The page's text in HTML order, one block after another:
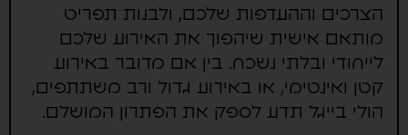
הצרכים וההעדפות שלכם, ולבנות תפריט
מותאם אישית שיהפוך את האירוע שלכם
לייחודי ובלתי נשכח. בין אם מדובר באירוע
קטן ואינטימי, או באירוע גדול ורב משתתפים,
הולי בייגל תדע לספק את הפתרון המושלם.